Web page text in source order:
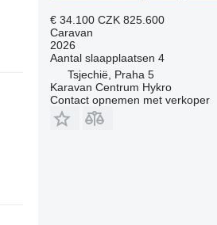
€ 34.100 CZK 825.600
Caravan
2026
Aantal slaapplaatsen 4
Tsjechië, Praha 5
Karavan Centrum Hykro
Contact opnemen met verkoper